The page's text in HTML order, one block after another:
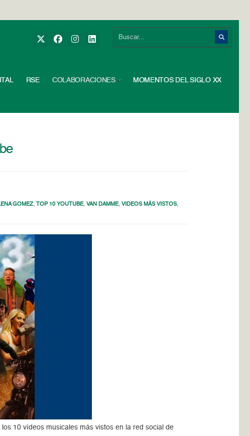
RSE COLABORACIONES MOMENTOS DEL SIGLO XX
GOMEZ, TOP 10 YOUTUBE,VAN DAMME,VIDEOS MÁS VISTOS,
10 vídeos musicales más vistos en la red social de